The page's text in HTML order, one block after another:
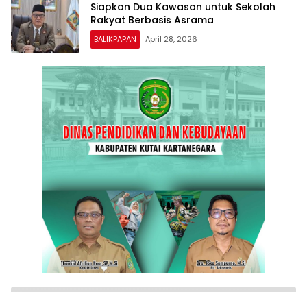
Siapkan Dua Kawasan untuk Sekolah
Rakyat Berbasis Asrama
BALIKPAPAN April 28, 2026